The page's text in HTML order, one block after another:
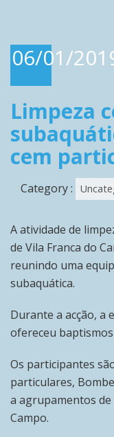
06/01/
Limpeza
cem
Category :
A atividade de
de Vila Franca do
reunindo uma
subaquática.
Durante a acção, a
ofereceu
Os participantes
particulares,
a agrupamentos de
Campo.